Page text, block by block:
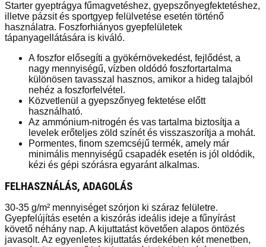
Starter gyeptrágya fűmagvetéshez, gyepszőnyegfektetéshez,
illetve pázsit és sportgyep felülvetése esetén történő
használatra. Foszforhiányos gyepfelületek
tápanyagellátására is kiváló.
A foszfor elősegíti a gyökérnövekedést, fejlődést, a
nagy mennyiségű, vízben oldódó foszfortartalma
különösen tavasszal hasznos, amikor a hideg talajból
nehéz a foszforfelvétel.
Közvetlenül a gyepszőnyeg fektetése előtt
használható.
Az ammónium-nitrogén és vas tartalma biztosítja a
levelek erőteljes zöld színét és visszaszorítja a mohát.
Pormentes, finom szemcséjű termék, amely már
minimális mennyiségű csapadék esetén is jól oldódik,
kézi és gépi szórásra egyaránt alkalmas.
FELHASZNÁLÁS, ADAGOLÁS
30-35 g/m² mennyiséget szórjon ki száraz felületre.
Gyepfelújítás esetén a kiszórás ideális ideje a fűnyírást
követő néhány nap. A kijuttatást követően alapos öntözés
javasolt. Az egyenletes kijuttatás érdekében két menetben,